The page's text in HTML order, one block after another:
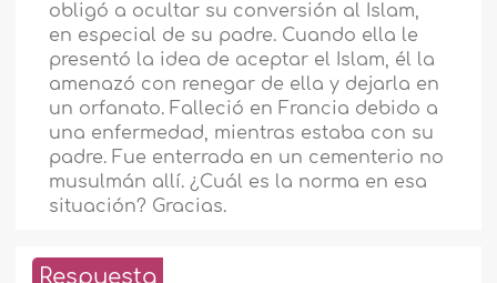
obligó a ocultar su conversión al Islam,
en especial de su padre. Cuando ella le
presentó la idea de aceptar el Islam, él la
amenazó con renegar de ella y dejarla en
un orfanato. Falleció en Francia debido a
una enfermedad, mientras estaba con su
padre. Fue enterrada en un cementerio no
musulmán allí. ¿Cuál es la norma en esa
situación? Gracias.
Respuesta